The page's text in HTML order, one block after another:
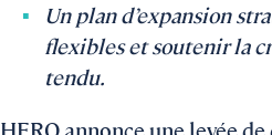
Un plan d’expansion
flexibles et soutenir la
tendu.
HERO annonce une levée